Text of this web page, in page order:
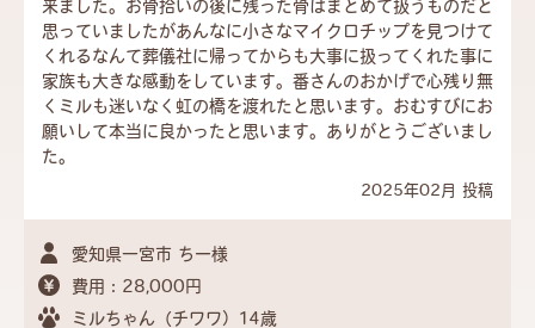
来ました。お骨拾いの後に残った骨はまとめて扱うものだと
思っていましたがあんなに小さなマイクロチップを見つけて
くれるなんて葬儀社に帰ってからも大事に扱ってくれた事に
家族も大きな感動をしています。番さんのおかげで心残り無
くミルも迷いなく虹の橋を渡れたと思います。おむすびにお
願いして本当に良かったと思います。ありがとうございまし
た。
2025年02月 投稿
愛知県一宮市 ちー様
費用：28,000円
ミルちゃん（チワワ）14歳